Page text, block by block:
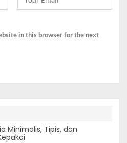
dapat berkunjung lagi ke
Suasana Klaska
kini gedung
Terlihat megah Apartemen
layak disebut skyscaper.
in this browser for the next
Minimalis, Tipis, dan